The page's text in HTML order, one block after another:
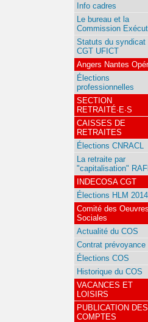
Info cadres
Le bureau et la
Commission
Statuts du syndicat
CGT UFICT
Angers Nantes
Élections
professionnelles
SECTION
RETRAITÉ·E·S
CAISSES DE
RETRAITES
Élections CNRACL
La retraite par
"capitalisation"
INDECOSA CGT
Élections HLM 2014
Comité des Oeuvres
Sociales
Actualité du COS
Contrat prévoyance
Élections COS
Historique du COS
VACANCES ET
LOISIRS
PUBLICATION DES
COMPTES